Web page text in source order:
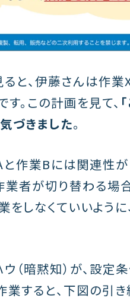
ると、伊藤さんは作
。この計画を見て、
づきました。
と作業Bには関連性
業者が切り替わる場
をしなくていいよう
（暗黙知）が、設定
すると、下図の引